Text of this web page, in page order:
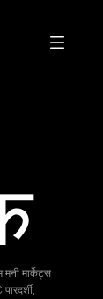
मनी मार्केट्स